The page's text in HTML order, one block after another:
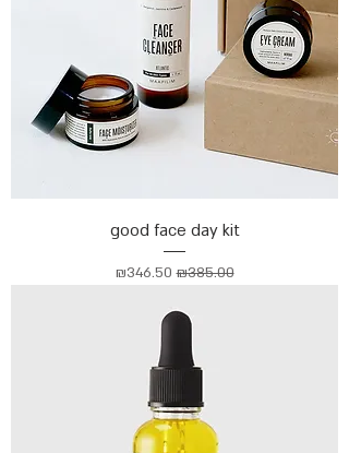
good face day kit
מחיר רגיל
₪385.00 מחיר מבצע
₪346.50